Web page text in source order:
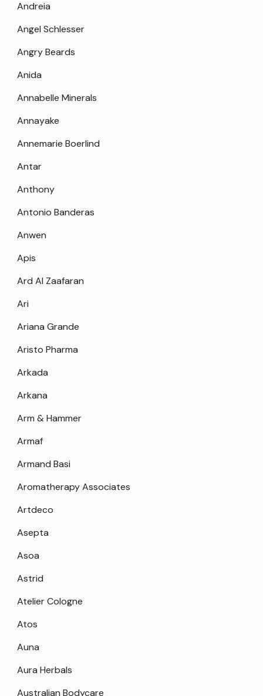
Andreia
Angel Schlesser
Angry Beards
Anida
Annabelle Minerals
Annayake
Annemarie Boerlind
Antar
Anthony
Antonio Banderas
Anwen
Apis
Ard Al Zaafaran
Ari
Ariana Grande
Aristo Pharma
Arkada
Arkana
Arm & Hammer
Armaf
Armand Basi
Aromatherapy Associates
Artdeco
Asepta
Asoa
Astrid
Atelier Cologne
Atos
Auna
Aura Herbals
Australian Bodycare